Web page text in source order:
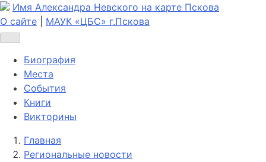
Имя Александра Невского на карте Пскова
О сайте
МАУК «ЦБС» г.Пскова
Биография
Места
События
Книги
Викторины
Главная
Региональные новости